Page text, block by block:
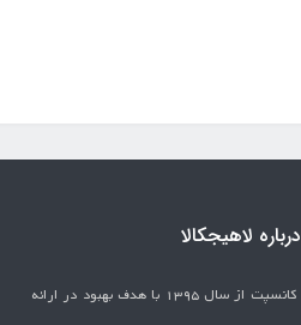
درباره لاهیجکالا
مجموعه کانسپت از سال 1395 با هدف بهبود در ارائه